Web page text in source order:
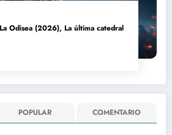
Odisea (2026), La última catedral
POPULAR COMENTARIO